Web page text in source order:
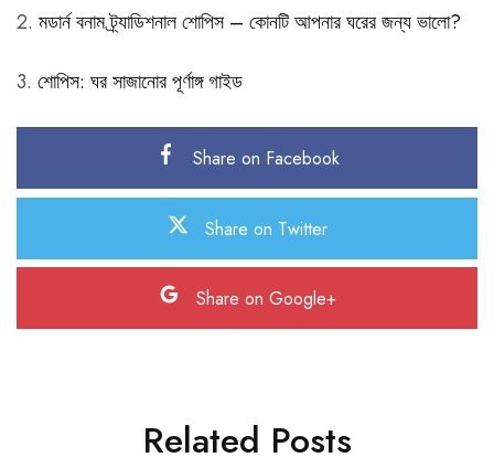
2. মডার্ন বনাম ট্র্যাডিশনাল শোপিস – কোনটি আপনার ঘরের জন্য ভালো?
3. শোপিস: ঘর সাজানোর পূর্ণাঙ্গ গাইড
Share on Facebook
Share on Twitter
Share on Google+
Related Posts